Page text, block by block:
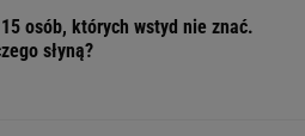
osób, których wstyd nie znać.
słyną?